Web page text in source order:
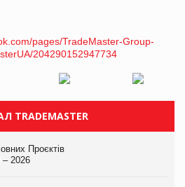
TRADEMASTER
Проєктів
– 2026